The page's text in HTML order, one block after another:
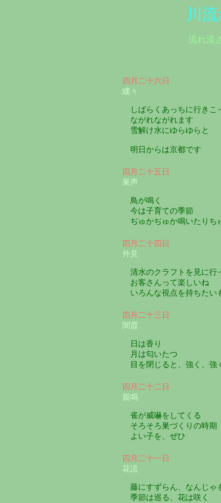
川
流れ流
四月二十六日
縷々
しばらくあっちに行きこ
ながれながれます
雪解け水にゆらゆらと
明日からは京都です
四月二十五日
巣声
鳥が鳴く
今は子育ての季節
ぢゅかぢゅか鳴いたりち
四月二十四日
外見
清水のクラフトを見に行
お客さんって楽しいね
いろんな視点を持ちたい
四月二十三日
闇霞
日は香り
月は匂いたつ
目を閉じると、強く、強
四月二十二日
親鳴
雀が威嚇をしてくる
そろそろ巣づくりの時期
よい子を、ぜひ
四月二十一日
花流
藤にすずらん、なんじゃ
季節は巡る、花は咲く